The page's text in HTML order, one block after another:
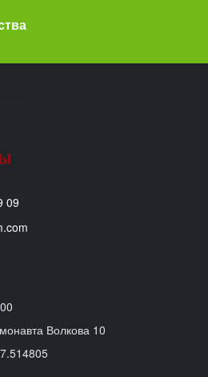
09
Волкова 10